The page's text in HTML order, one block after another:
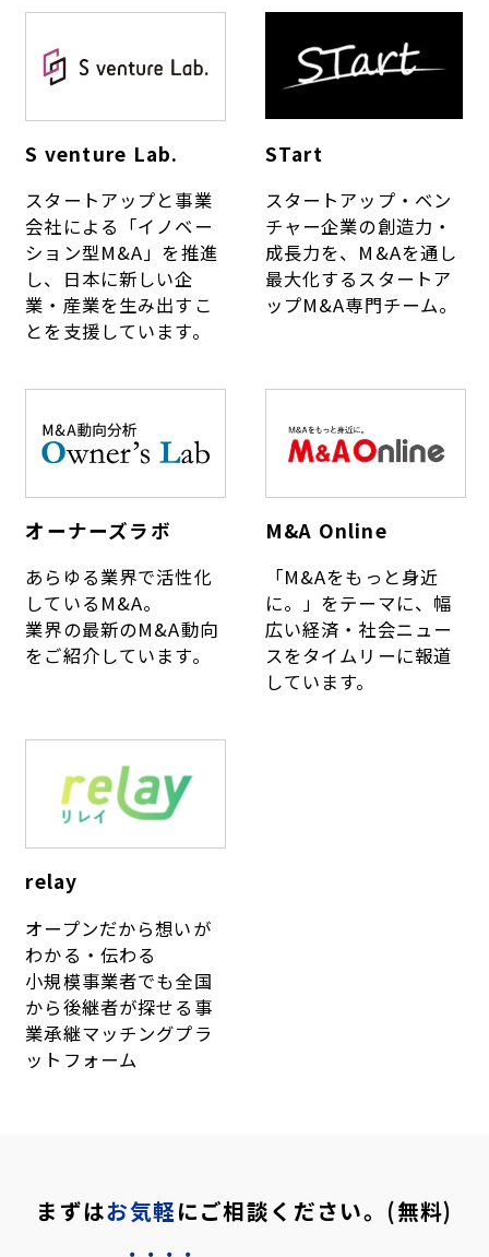
S venture Lab.
スタートアップと事業
会社による「イノベー
ション型M&A」を推進
し、日本に新しい企
業・産業を生み出すこ
とを支援しています。
STart
スタートアップ・ベン
チャー企業の創造力・
成長力を、M&Aを通し
最大化するスタートア
ップM&A専門チーム。
オーナーズラボ
あらゆる業界で活性化
しているM&A。
業界の最新のM&A動向
をご紹介しています。
M&A Online
「M&Aをもっと身近
に。」をテーマに、幅
広い経済・社会ニュー
スをタイムリーに報道
しています。
relay
オープンだから想いが
わかる・伝わる
小規模事業者でも全国
から後継者が探せる 事
業承継マッチングプラ
ットフォーム
まずはお気軽にご相談ください。(無料)